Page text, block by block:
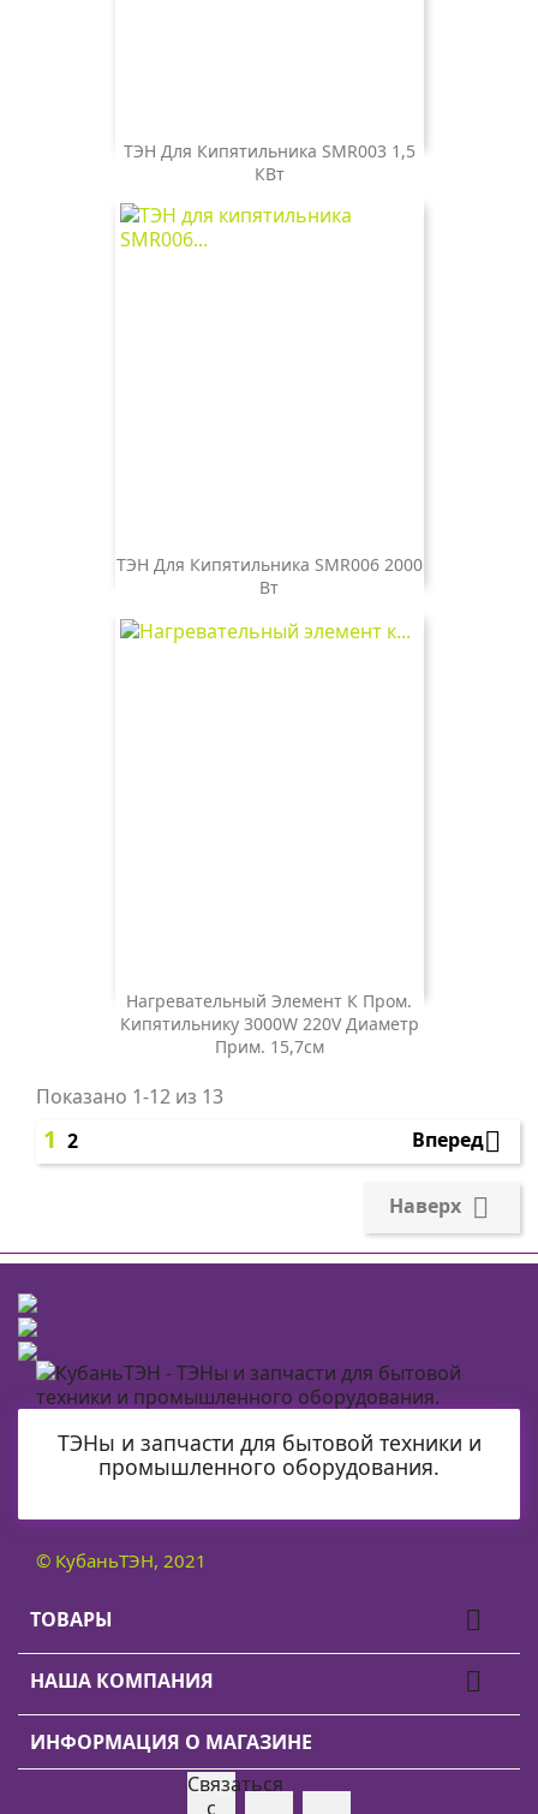
ТЭН Для Кипятильника SMR003 1,5
КВт
ТЭН Для Кипятильника SMR006 2000
Вт
Нагревательный Элемент К Пром.
Кипятильнику 3000W 220V Диаметр
Прим. 15,7см
Цена
1 000 ₽
Показано 1-12 из 13
1 2 Вперед
Наверх 
ТЭНы и запчасти для бытовой техники и
промышленного оборудования.
© КубаньТЭН, 2021
ТОВАРЫ 
НАША КОМПАНИЯ 
ИНФОРМАЦИЯ О МАГАЗИНЕ
Связаться
с